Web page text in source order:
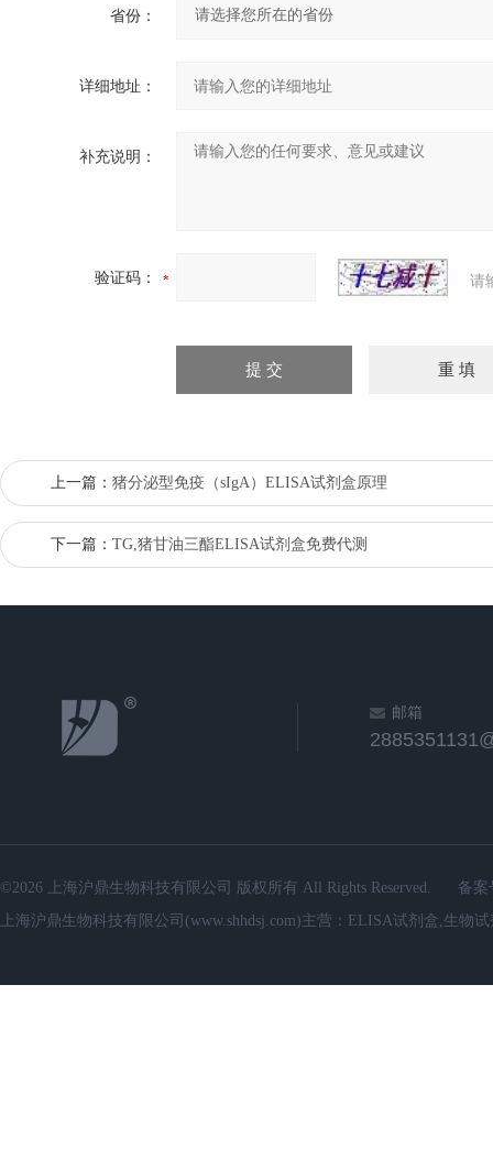
省份：
详细地址：
补充说明：
验证码： 请
上一篇： 猪分泌型免疫（sIgA）ELISA试剂盒原理
下一篇： TG,猪甘油三酯ELISA试剂盒免费代测
邮箱
©2026 上海沪鼎生物科技有限公司 版权所有 All Rights Reserved.
备案
上海沪鼎生物科技有限公司(www.shhdsj.com)主营：ELISA试剂盒,生物